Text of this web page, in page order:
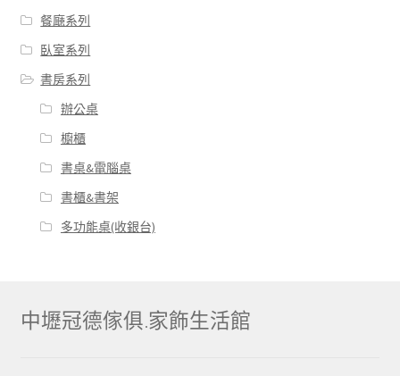
餐廰系列
臥室系列
書房系列
辦公桌
櫥櫃
書桌&電腦桌
書櫃&書架
多功能桌(收銀台)
中壢冠德傢俱.家飾生活館